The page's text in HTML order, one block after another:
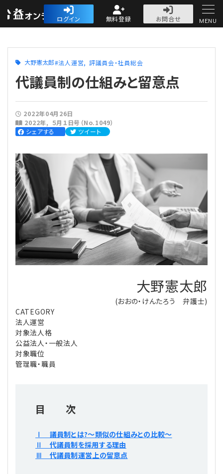
公益・一般法人オ
ログイン 無料登録
お問合せ
人気記事
法人運営
理事会
評議員会・社員総会
理事・監事
定款関連
法改正-法人運営
会計・税務
会計・税務
定期提出書類
会計処理
インボイス
電子帳簿保存法
労務
労務
労務管理
法務
法務
法改正-法務
経営
IT
論壇
カレンダー
【連載】オピニオンリーダーのnote
【連載】会計相談室
【連載】公益法人運営実務の処方箋
【連載】公益法人制度のリアル
【連載】これからの時代の資産運用
【連載】採用・定着・育成のための人事戦略
【連載】シェアコモン200インタビュー
【連載】シェアコモン200 誌上相談室
【連載】実務と税務のポイント
公益・一般法人オンラインとは
専門誌一覧
プライバシーポリシー
MENU
大野憲太郎 法人運営 評議員会・社員総会
代議員制の仕組みと留意点
2022年04月26日
2022年
５月１日号（No.1049）
シェアする
ツイート
大野憲太郎
(おおの・けんたろう 弁護士)
CATEGORY
法人運営
対象法人格
公益法人・一般法人
対象職位
管理職・職員
目 次
Ⅰ 議員制とは?〜類似の仕組みとの比較〜
Ⅱ 代議員制を採用する理由
Ⅲ 代議員制運営上の留意点